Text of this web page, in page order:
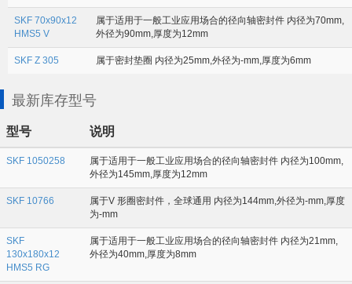
SKF 70x90x12
HMS5 V
属于适用于一般工业应用场合的径向轴密封件 内径为70mm,
外径为90mm,厚度为12mm
SKF Z 305 属于密封垫圈 内径为25mm,外径为-mm,厚度为6mm
最新库存型号
型号 说明
SKF 1050258
属于适用于一般工业应用场合的径向轴密封件 内径为100mm,
外径为145mm,厚度为12mm
SKF 10766
属于V 形圈密封件，全球通用 内径为144mm,外径为-mm,厚度
为-mm
SKF
130x180x12
HMS5 RG
属于适用于一般工业应用场合的径向轴密封件 内径为21mm,
外径为40mm,厚度为8mm